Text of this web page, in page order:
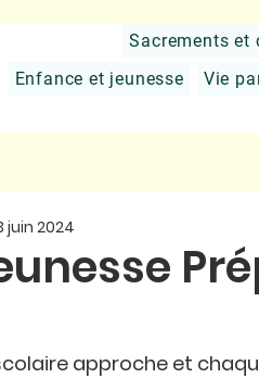
Sacrements et
Enfance et jeunesse
Vie
juin 2024
approche et